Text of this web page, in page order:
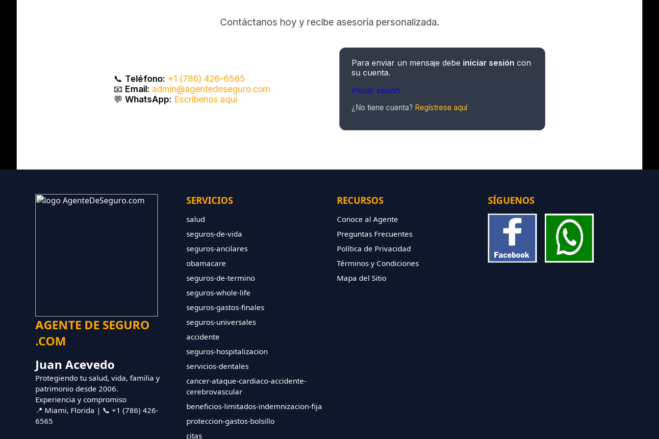
Contáctanos hoy y recibe asesoría personalizada.
📞 Teléfono: +1 (786) 426-6565
📧 Email: admin@agentedeseguro.com
💬 WhatsApp: Escríbenos aquí
Para enviar un mensaje debe iniciar sesión con
su cuenta.
Iniciar sesión
¿No tiene cuenta? Regístrese aquí
AGENTE DE SEGURO
.COM
Juan Acevedo
Protegiendo tu salud, vida, familia y
patrimonio desde 2006.
Experiencia y compromiso
📍 Miami, Florida | 📞 +1 (786) 426-
6565
SERVICIOS
salud
seguros-de-vida
seguros-ancilares
obamacare
seguros-de-termino
seguros-whole-life
seguros-gastos-finales
seguros-universales
accidente
seguros-hospitalizacion
servicios-dentales
cancer-ataque-cardiaco-accidente-
cerebrovascular
beneficios-limitados-indemnizacion-fija
proteccion-gastos-bolsillo
citas
RECURSOS
Conoce al Agente
Preguntas Frecuentes
Política de Privacidad
Términos y Condiciones
Mapa del Sitio
SÍGUENOS